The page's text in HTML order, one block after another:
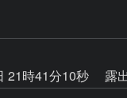
21時41分10秒
露